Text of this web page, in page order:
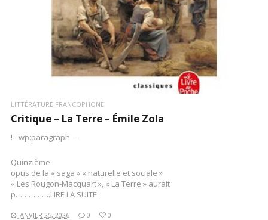
LITTÉRATURE FRANCOPHONE
Critique – La Terre – Émile Zola
!– wp:paragraph —
Quinzième
opus de la « saga » « naturelle et sociale »
« Les Rougon-Macquart », « La Terre » aurait
p…………….LIRE LA SUITE
JANVIER 25, 2026 0 0